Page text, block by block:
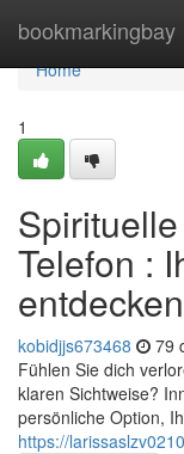
bookmarkingbay
Home
Home
1
Telefon :
entdecken
kobidjjs673468 79
Fühlen Sie dich
klaren Sichtweise?
persönliche Option,
https://